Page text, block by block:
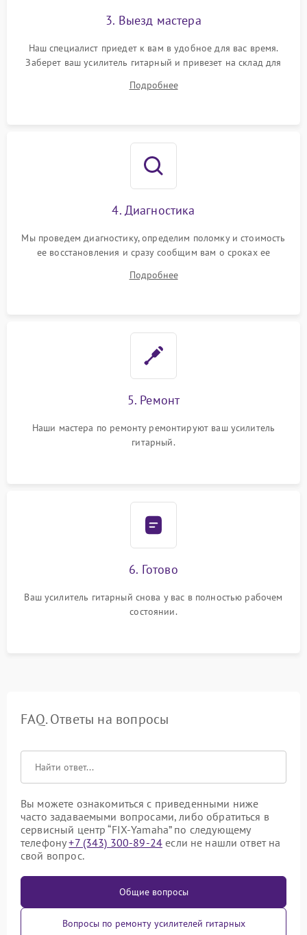
3. Выезд мастера
Наш специалист приедет к вам в удобное для вас время.
Заберет ваш усилитель гитарный и привезет на склад для
Подробнее
4. Диагностика
Мы проведем диагностику, определим поломку и стоимость
ее восстановления и сразу сообщим вам о сроках ее
Подробнее
5. Ремонт
Наши мастера по ремонту ремонтируют ваш усилитель
гитарный.
6. Готово
Ваш усилитель гитарный снова у вас в полностью рабочем
состоянии.
FAQ. Ответы на вопросы
Вы можете ознакомиться с приведенными ниже
часто задаваемыми вопросами, либо обратиться в
сервисный центр “FIX-Yamaha” по следующему
телефону+7 (343) 300-89-24 если не нашли ответ на
свой вопрос.
Общие вопросы
Вопросы по ремонту усилителей гитарных